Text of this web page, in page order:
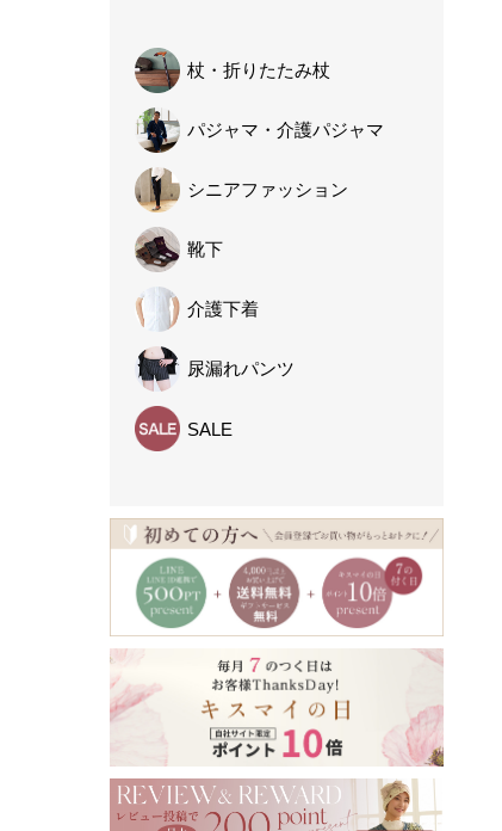
杖・ 折りたたみ杖
パジャマ・ 介護パジャマ
シニアファッション
靴下
介護下着
尿漏れパンツ
SALE